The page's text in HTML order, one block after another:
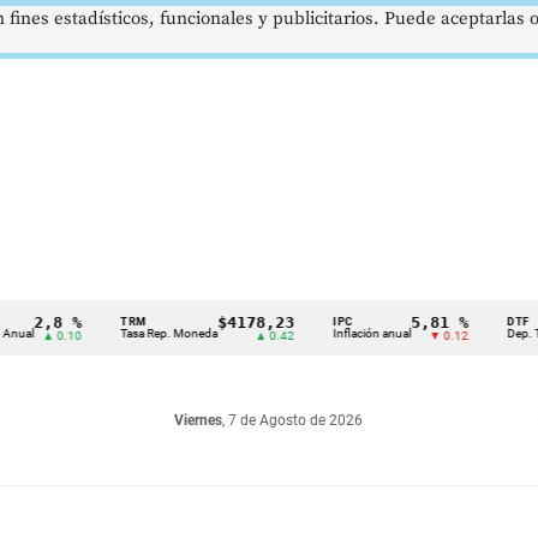
%
▲ 0.10
TRM
Tasa Rep. Moneda
$4178,23
▲ 0.42
IPC
Inflación anual
5,81 %
▼ 0.12
DTF
Dep.
Viernes, 7 de Agosto de 2026
estadísticos, funcionales y publicitarios. Puede aceptarlas